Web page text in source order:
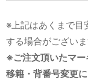
※上記はあくまで目
する場合がございま
※ご注文頂いたマ
移籍・背番号変更